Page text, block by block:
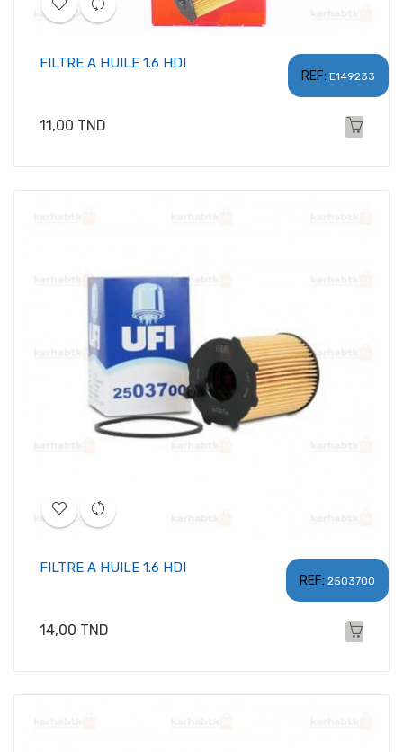
REF: E149233
FILTRE A HUILE 1.6 HDI
Prix
11,00 TND
REF: 2503700
FILTRE A HUILE 1.6 HDI
Prix
14,00 TND